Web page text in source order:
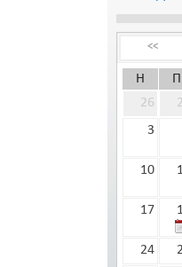
<<
Н
П
26
3
10
17
24